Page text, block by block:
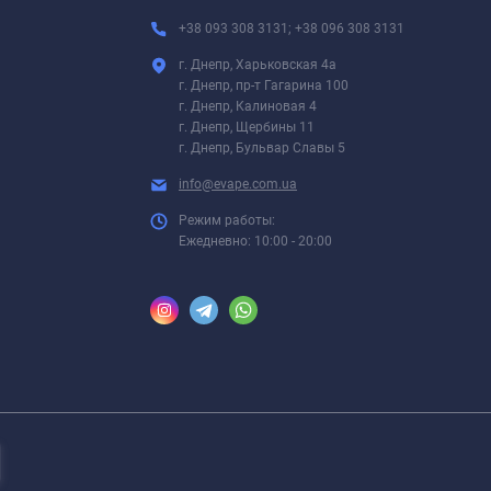
+38 093 308 3131; +38 096 308 3131
г. Днепр, Харьковская 4а
г. Днепр, пр-т Гагарина 100
г. Днепр, Калиновая 4
г. Днепр, Щербины 11
г. Днепр, Бульвар Славы 5
info@evape.com.ua
Режим работы:
Ежедневно: 10:00 - 20:00